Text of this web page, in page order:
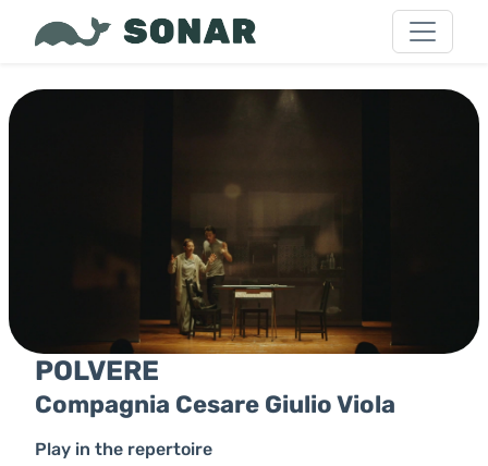
POLVERE
Compagnia Cesare Giulio Viola
Play in the repertoire